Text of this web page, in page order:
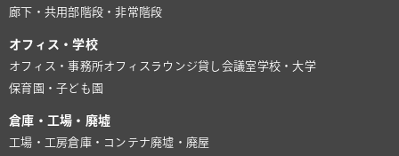
廊下・共用部 階段・非常階段
オフィス・学校
オフィス・事務所オフィスラウンジ貸し会議室学校・大学
保育園・子ども園
倉庫・工場・廃墟
工場・工房倉庫・コンテナ廃墟・廃屋